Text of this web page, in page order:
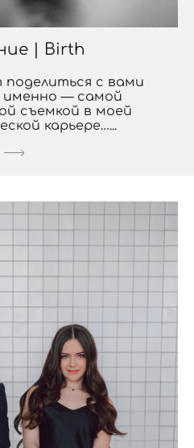
| Birth
с вами
именно — самой
съемкой в моей
карьере…...